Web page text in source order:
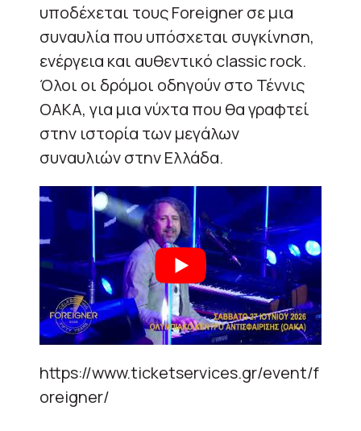
υποδέχεται τους Foreigner σε μια
συναυλία που υπόσχεται συγκίνηση,
ενέργεια και αυθεντικό classic rock.
Όλοι οι δρόμοι οδηγούν στο Τέννις
ΟΑΚΑ, για μια νύχτα που θα γραφτεί
στην ιστορία των μεγάλων
συναυλιών στην Ελλάδα.
https://www.ticketservices.gr/event/f
oreigner/